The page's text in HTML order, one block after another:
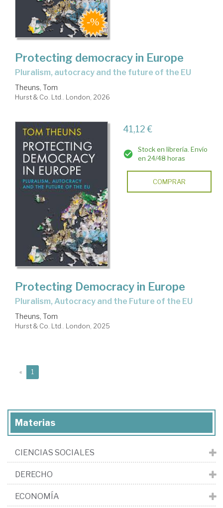
Protecting democracy in Europe
pluralism, autocracy and the future of the EU
Theuns, Tom
Hurst & Co. Ltd.. London, 2026
41,12 €
Stock en librería. Envío
en 24/48 horas
COMPRAR
Protecting Democracy in Europe
Pluralism, Autocracy and the Future of the EU
Theuns, Tom
Hurst & Co. Ltd.. London, 2025
« 1
Materias
CIENCIAS SOCIALES
DERECHO
ECONOMÍA